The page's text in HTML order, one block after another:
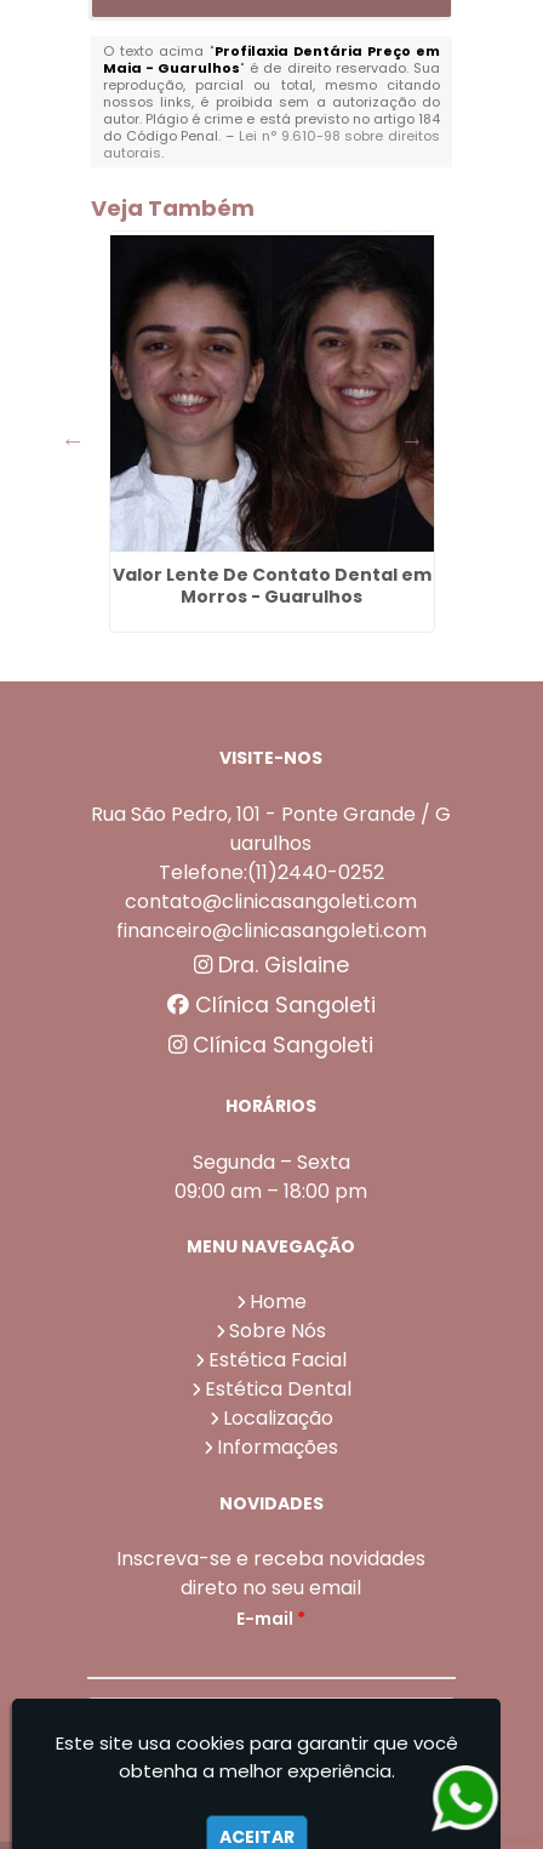
O texto acima "Profilaxia Dentária Preço em
Maia - Guarulhos" é de direito reservado. Sua
reprodução, parcial ou total, mesmo citando
nossos links, é proibida sem a autorização do
autor. Plágio é crime e está previsto no artigo 184
do Código Penal. – Lei n° 9.610-98 sobre direitos
autorais.
Veja Também
Valor Lente De Contato Dental em
Morros - Guarulhos
VISITE-NOS
Rua São Pedro, 101 - Ponte Grande / G
uarulhos
Telefone:(11)2440-0252
contato@clinicasangoleti.com
financeiro@clinicasangoleti.com
Dra. Gislaine
Clínica Sangoleti
Clínica Sangoleti
HORÁRIOS
Segunda – Sexta
09:00 am – 18:00 pm
MENU NAVEGAÇÃO
Home
Sobre Nós
Estética Facial
Estética Dental
Localização
Informações
NOVIDADES
Inscreva-se e receba novidades
direto no seu email
E-mail *
Sangoleti Odontologia - Estética Dental e
Este site usa cookies para garantir que você
obtenha a melhor experiência.
ACEITAR